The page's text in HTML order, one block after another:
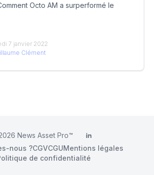
Octo AM a surperformé le
7 janvier 2022
Clément
News Asset Pro™ LinkedIn
nous ?CGVCGUMentions légales
de confidentialité